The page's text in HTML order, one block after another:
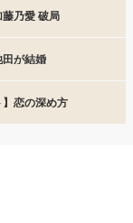
乃愛 破局
が結婚
】恋の深め方